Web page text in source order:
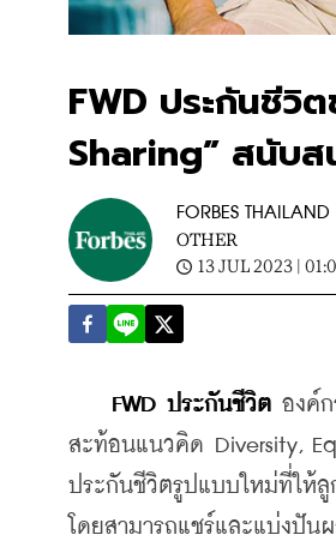
FWD ประกันชีวิ
Sharing” สนับส
FORBES
OTHER
13 JUL 2023 |
FWD ประกันชีวิต องค์
สะท้อนแนวคิด Diversity,
ประกันชีวิตรูปแบบใหม่ที่ให้
โดยสามารถแชร์และแบ่งปั